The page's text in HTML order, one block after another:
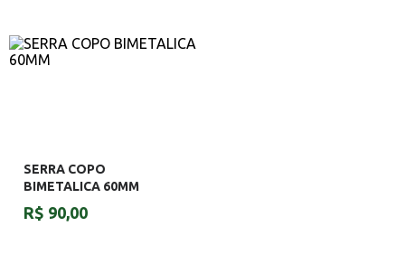
SERRA COPO
BIMETALICA 60MM
R$ 90,00